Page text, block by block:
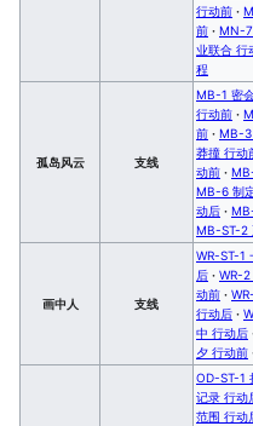
行动前 ·
前 · MN-7
业联合 行
程
孤岛风云 支线
MB-1 密
行动前 ·
前 · MB-3
莽撞 行动
动前 ·
MB-6 制
动后 ·
MB-ST-2
画中人 支线
WR-ST-1
后 · WR-2
动前 ·
行动后 ·
中 行动后
夕 行动前
OD-ST-1
记录 行动
范围 行动